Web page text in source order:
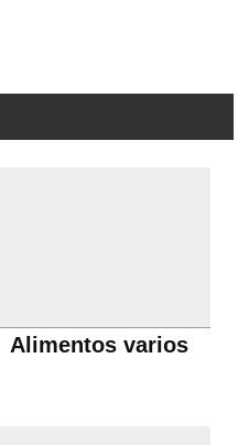
Alimentos varios